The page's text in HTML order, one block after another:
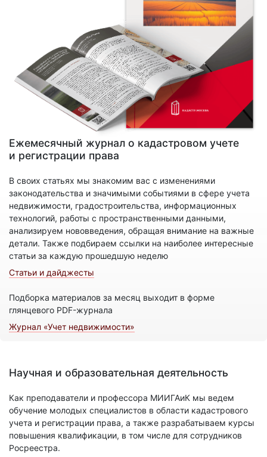
Ежемесячный журнал о кадастровом учете
и регистрации права
В своих статьях мы знакомим вас с изменениями
законодательства и значимыми событиями в сфере учета
недвижимости, градостроительства, информационных
технологий, работы с пространственными данными,
анализируем нововведения, обращая внимание на важные
детали. Также подбираем ссылки на наиболее интересные
статьи за каждую прошедшую неделю
Статьи и дайджесты
Подборка материалов за месяц выходит в форме
глянцевого PDF-журнала
Журнал «Учет недвижимости»
Научная и образовательная деятельность
Как преподаватели и профессора МИИГАиК мы ведем
обучение молодых специалистов в области кадастрового
учета и регистрации права, а также разрабатываем курсы
повышения квалификации, в том числе для сотрудников
Росреестра.